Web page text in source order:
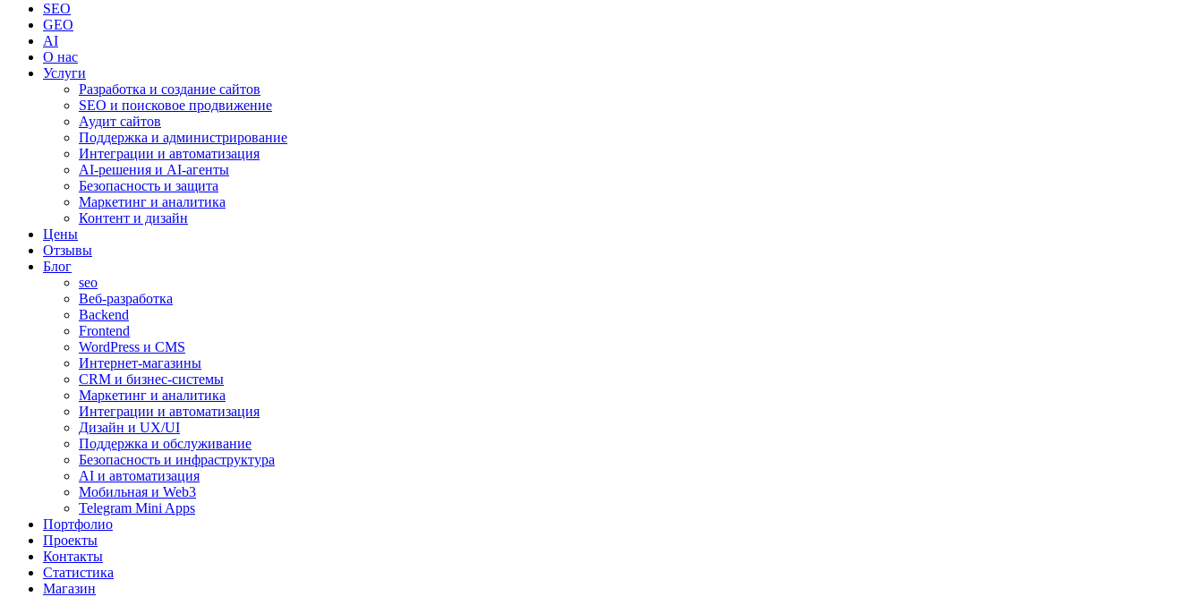
SEO
GEO
AI
О нас
Услуги
Разработка и создание сайтов
SEO и поисковое продвижение
Аудит сайтов
Поддержка и администрирование
Интеграции и автоматизация
AI-решения и AI-агенты
Безопасность и защита
Маркетинг и аналитика
Контент и дизайн
Цены
Отзывы
Блог
seo
Веб-разработка
Backend
Frontend
WordPress и CMS
Интернет-магазины
CRM и бизнес-системы
Маркетинг и аналитика
Интеграции и автоматизация
Дизайн и UX/UI
Поддержка и обслуживание
Безопасность и инфраструктура
AI и автоматизация
Мобильная и Web3
Telegram Mini Apps
Портфолио
Проекты
Контакты
Статистика
Магазин